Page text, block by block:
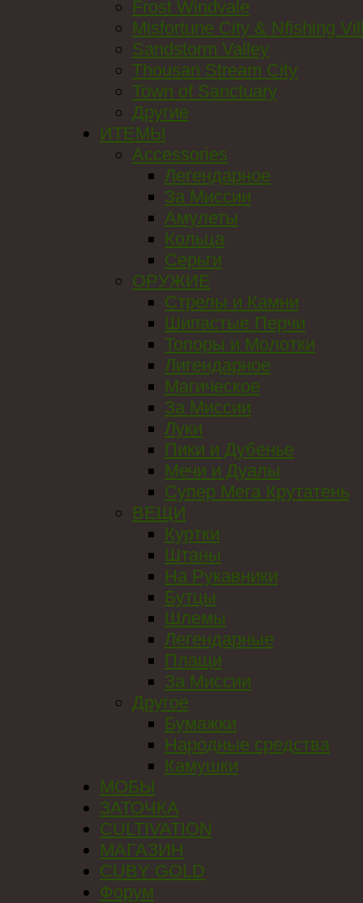
Frost Windvale
Misfortune City & Nfishing
Sandstorm Valley
Thousan Stream City
Town of Sanctuary
Другие
ИТЕМЫ
Accessories
Легендарное
За Миссии
Амулеты
Кольца
Серьги
ОРУЖИЕ
Стрелы и Камни
Шипастые Перчи
Топоры и Молотки
Лигендарное
Магическое
За Миссии
Луки
Пики и Дубенье
Мечи и Дуалы
Супер Мега Крутатень
ВЕЩИ
Куртки
Штаны
На Рукавники
Бутцы
Шлемы
Легендарные
Плащи
За Миссии
Другое
Бумажки
Народные средства
Камушки
МОБЫ
ЗАТОЧКА
CULTIVATION
МАГАЗИН
CUBY GOLD
Форум